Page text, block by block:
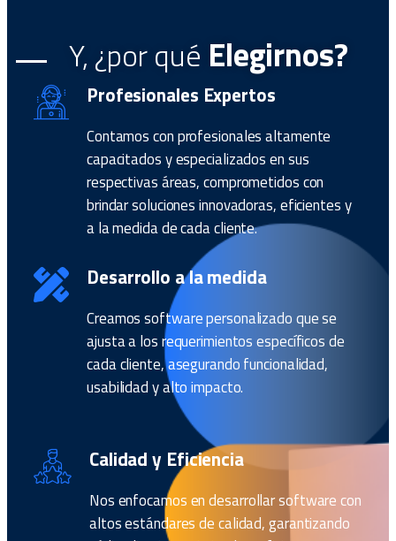
Y, ¿por qué Elegirnos?
Profesionales Expertos
Contamos con profesionales altamente
capacitados y especializados en sus
respectivas áreas, comprometidos con
brindar soluciones innovadoras, eficientes y
a la medida de cada cliente.
Desarrollo a la medida
Creamos software personalizado que se
ajusta a los requerimientos específicos de
cada cliente, asegurando funcionalidad,
usabilidad y alto impacto.
Calidad y Eficiencia
Nos enfocamos en desarrollar software con
altos estándares de calidad, garantizando